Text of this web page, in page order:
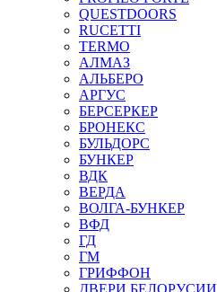
QUESTDOORS
RUCETTI
TERMO
АЛМАЗ
АЛЬБЕРО
АРГУС
БЕРСЕРКЕР
БРОНЕКС
БУЛЬДОРС
БУНКЕР
ВДК
ВЕРДА
ВОЛГА-БУНКЕР
ВФД
ГД
ГМ
ГРИФФОН
ДВЕРИ БЕЛОРУСИИ